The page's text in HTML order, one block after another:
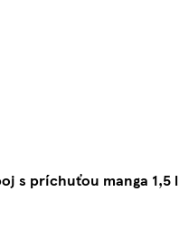
s príchuťou manga 1,5 l